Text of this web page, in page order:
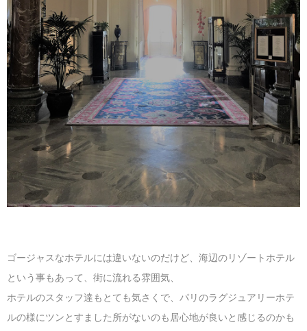
ゴージャスなホテルには違いないのだけど、海辺のリゾートホテル
という事もあって、街に流れる雰囲気、
ホテルのスタッフ達もとても気さくで、パリのラグジュアリーホテ
ルの様にツンとすました所がないのも居心地が良いと感じるのかも